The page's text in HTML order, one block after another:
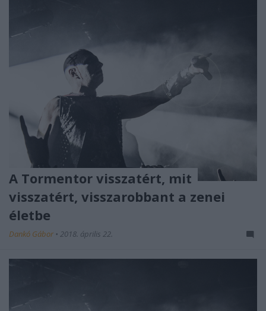
A Tormentor visszatért, mit
visszatért, visszarobbant a zenei
életbe
Dankó Gábor • 2018. április 22.